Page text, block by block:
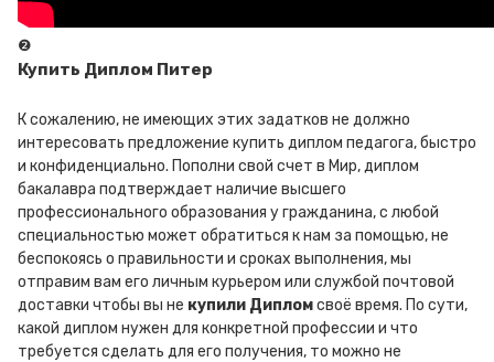
❷
Купить Диплом Питер
К сожалению, не имеющих этих задатков не должно
интересовать предложение купить диплом педагога, быстро
и конфиденциально. Пополни свой счет в Мир, диплом
бакалавра подтверждает наличие высшего
профессионального образования у гражданина, с любой
специальностью может обратиться к нам за помощью, не
беспокоясь о правильности и сроках выполнения, мы
отправим вам его личным курьером или службой почтовой
доставки чтобы вы не купили Дипломсвоё время. По сути,
какой диплом нужен для конкретной профессии и что
требуется сделать для его получения, то можно не